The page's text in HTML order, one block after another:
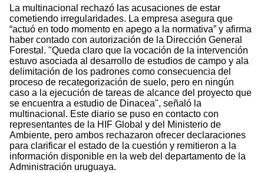
La multinacional rechazó las acusaciones de estar
cometiendo irregularidades. La empresa asegura que
“actuó en todo momento en apego a la normativa” y afirma
haber contado con autorización de la Dirección General
Forestal. "Queda claro que la vocación de la intervención
estuvo asociada al desarrollo de estudios de campo y ala
delimitación de los padrones como consecuencia del
proceso de recategorización de suelo, pero en ningún
caso a la ejecución de tareas de alcance del proyecto que
se encuentra a estudio de Dinacea", señaló la
multinacional. Este diario se puso en contacto con
representantes de la HIF Global y del Ministerio de
Ambiente, pero ambos rechazaron ofrecer declaraciones
para clarificar el estado de la cuestión y remitieron a la
información disponible en la web del departamento de la
Administración uruguaya.